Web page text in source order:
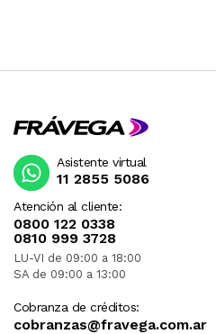
Atención al cliente:
0800 122 0338
0810 999 3728
LU-VI de 09:00 a 18:00
SA de 09:00 a 13:00
Cobranza de créditos:
cobranzas@fravega.com.ar
Asistente virtual
11 2855 5086